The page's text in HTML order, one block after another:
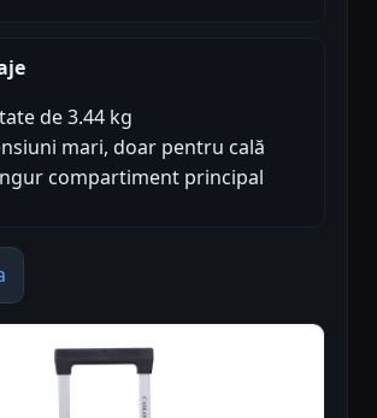
de 3.44 kg
mari, doar pentru cală
compartiment principal